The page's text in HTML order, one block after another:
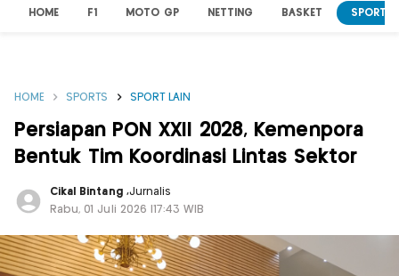
HOME F1 MOTO GP NETTING BASKET SPORT
HOME SPORTS SPORT LAIN
Persiapan PON XXII 2028, Kemenpora
Bentuk Tim Koordinasi Lintas Sektor
Cikal Bintang ,Jurnalis
Rabu, 01 Juli 2026 |17:43 WIB